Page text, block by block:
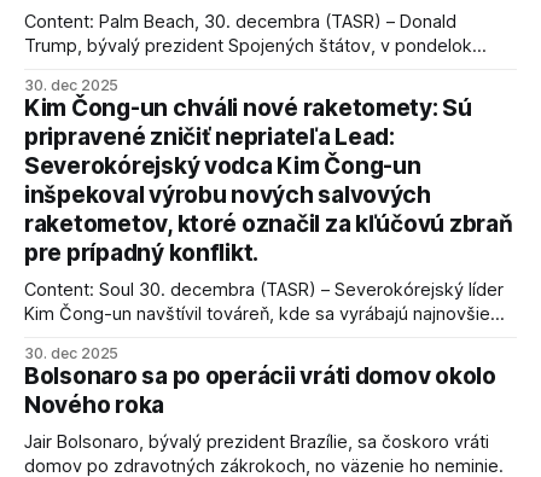
Content: Palm Beach, 30. decembra (TASR) – Donald
Trump, bývalý prezident Spojených štátov, v pondelok
kľúčové pre úspešné dosiahnutie prímeria v Gaze. Agentúra
AFP informuje, že Trump vyjadril presvedčenie, že Izrael plní
podmienky dohody o prí
30. dec 2025
Kim Čong-un chváli nové raketomety: Sú
pripravené zničiť nepriateľa Lead:
Severokórejský vodca Kim Čong-un
inšpekoval výrobu nových salvových
raketometov, ktoré označil za kľúčovú zbraň
pre prípadný konflikt.
Content: Soul 30. decembra (TASR) – Severokórejský líder
Kim Čong-un navštívil továreň, kde sa vyrábajú najnovšie
schopnosti. Informovali o tom štátne médiá KĽDR, na ktoré
sa odvoláva agentúra AFP.
30. dec 2025
Bolsonaro sa po operácii vráti domov okolo
Nového roka
Jair Bolsonaro, bývalý prezident Brazílie, sa čoskoro vráti
domov po zdravotných zákrokoch, no väzenie ho neminie.